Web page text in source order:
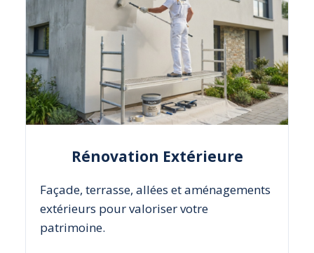
Rénovation Extérieure
Façade, terrasse, allées et aménagements
extérieurs pour valoriser votre
patrimoine.